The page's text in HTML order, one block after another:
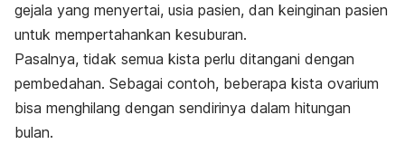
gejala yang menyertai, usia pasien, dan keinginan pasien
untuk mempertahankan kesuburan.
Pasalnya, tidak semua kista perlu ditangani dengan
pembedahan. Sebagai contoh, beberapa kista ovarium
bisa menghilang dengan sendirinya dalam hitungan
bulan.